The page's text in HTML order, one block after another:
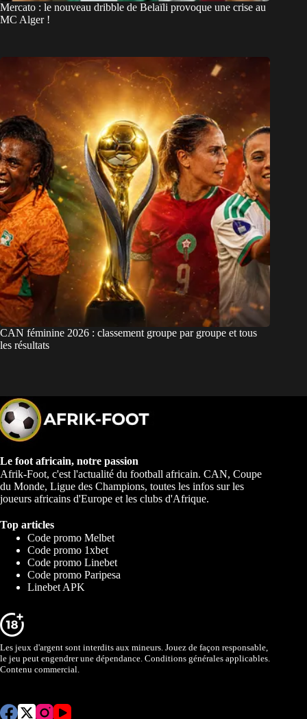
Mercato : le nouveau dribble de Belaïli provoque une crise au
MC Alger !
CAN féminine 2026 : classement groupe par groupe et tous
les résultats
Le foot africain, notre passion
Afrik-Foot, c'est l'actualité du football africain. CAN, Coupe
du Monde, Ligue des Champions, toutes les infos sur les
joueurs africains d'Europe et les clubs d'Afrique.
Top articles
Code promo Melbet
Code promo 1xbet
Code promo Linebet
Code promo Paripesa
Linebet APK
Les jeux d'argent sont interdits aux mineurs. Jouez de façon responsable,
le jeu peut engendrer une dépendance. Conditions générales applicables.
Contenu commercial.